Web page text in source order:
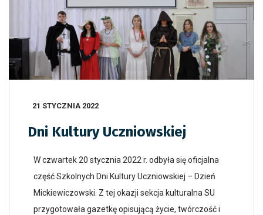
21 STYCZNIA 2022
Dni Kultury Uczniowskiej
W czwartek 20 stycznia 2022 r. odbyła się oficjalna
część Szkolnych Dni Kultury Uczniowskiej – Dzień
Mickiewiczowski. Z tej okazji sekcja kulturalna SU
przygotowała gazetkę opisującą życie, twórczość i